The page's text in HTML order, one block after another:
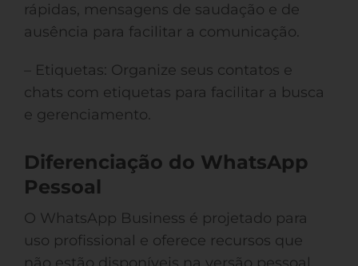
rápidas, mensagens de saudação e de
ausência para facilitar a comunicação.
– Etiquetas: Organize seus contatos e
chats com etiquetas para facilitar a busca
e gerenciamento.
Diferenciação do WhatsApp
Pessoal
O WhatsApp Business é projetado para
uso profissional e oferece recursos que